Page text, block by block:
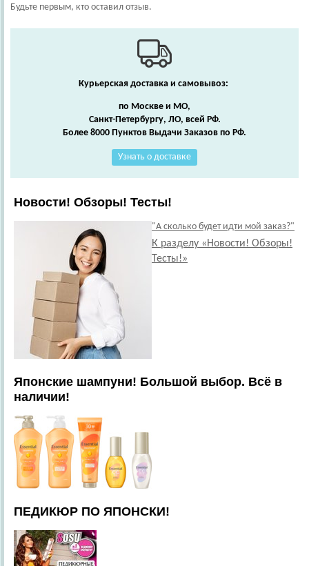
Будьте первым, кто оставил отзыв.
Курьерская доставка и самовывоз:
по Москве и МО,
Санкт-Петербургу, ЛО, всей РФ.
Более 8000 Пунктов Выдачи Заказов по РФ.
Узнать о доставке
Новости! Обзоры! Тесты!
"А сколько будет идти мой заказ?"
К разделу «Новости! Обзоры!
Тесты!»
Японские шампуни! Большой выбор. Всё в
наличии!
ПЕДИКЮР ПО ЯПОНСКИ!